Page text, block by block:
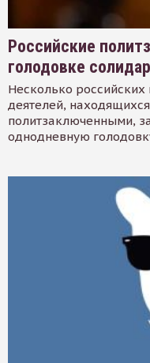
Российские
голодовке
Несколько
деятелей,
политзаключенными,
однодневную